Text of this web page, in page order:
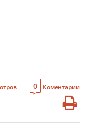
0 Коментарии